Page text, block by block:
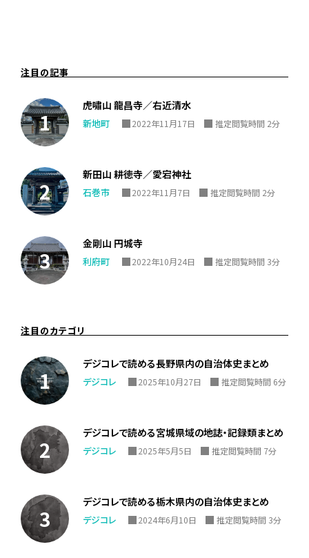
注目の記事
虎嘯山 龍昌寺／右近清水
新地町 2022年11月17日 推定閲覧時間 2分
新田山 耕徳寺／愛宕神社
石巻市 2022年11月7日 推定閲覧時間 2分
金剛山 円城寺
利府町 2022年10月24日 推定閲覧時間 3分
注目のカテゴリ
デジコレで読める長野県内の自治体史まとめ
デジコレ 2025年10月27日 推定閲覧時間 6分
デジコレで読める宮城県域の地誌・記録類まとめ
デジコレ 2025年5月5日 推定閲覧時間 7分
デジコレで読める栃木県内の自治体史まとめ
デジコレ 2024年6月10日 推定閲覧時間 3分